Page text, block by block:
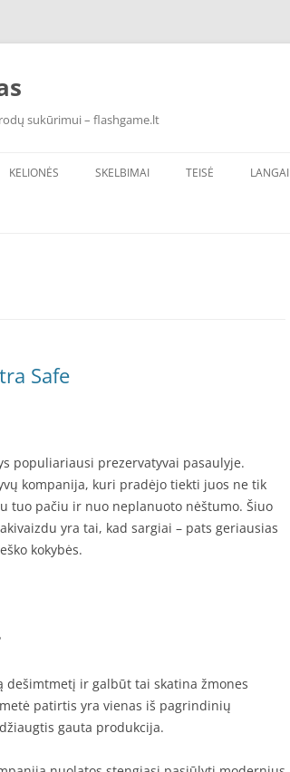
sukūrimui – flashgame.lt
KELIONĖS SKELBIMAI TEISĖ LANGAI
Safe
populiariausi prezervatyvai pasaulyje.
kompanija, kuri pradėjo tiekti juos ne tik
tuo pačiu ir nuo neplanuoto nėštumo. Šiuo
yra tai, kad sargiai – pats geriausias
kokybės.
dešimtmetį ir galbūt tai skatina žmones
patirtis yra vienas iš pagrindinių
gauta produkcija.